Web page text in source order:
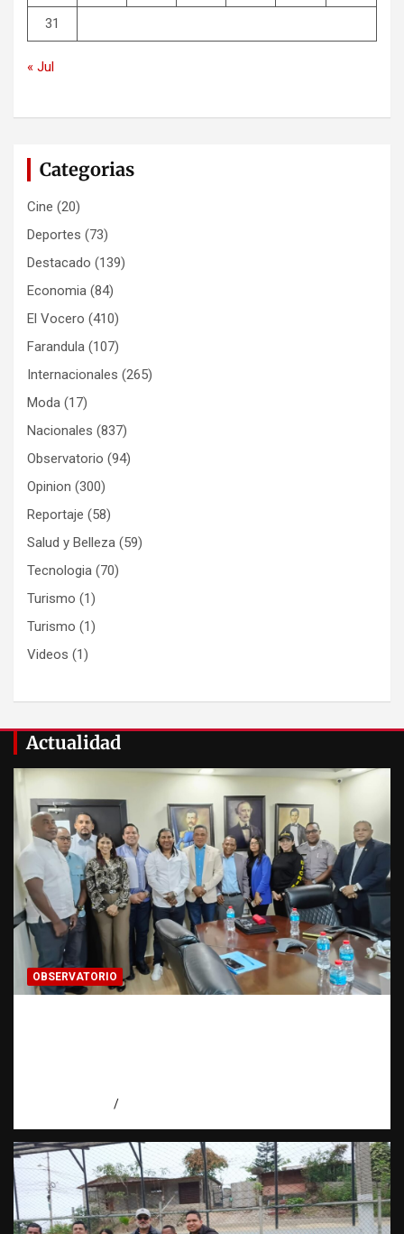
31
« Jul
Categorias
Cine (20)
Deportes (73)
Destacado (139)
Economia (84)
El Vocero (410)
Farandula (107)
Internacionales (265)
Moda (17)
Nacionales (837)
Observatorio (94)
Opinion (300)
Reportaje (58)
Salud y Belleza (59)
Tecnologia (70)
Turismo (1)
Turismo (1)
Videos (1)
Actualidad
OBSERVATORIO